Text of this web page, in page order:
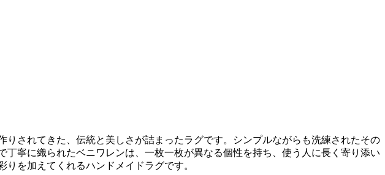
されてきた、伝統と美しさが詰まったラグです。シンプルながらも洗練されたその
寧に織られたベニワレンは、一枚一枚が異なる個性を持ち、使う人に長く寄り添い
を加えてくれるハンドメイドラグです。